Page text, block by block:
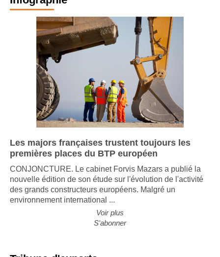
Infographie
Les majors françaises trustent toujours les
premières places du BTP européen
CONJONCTURE. Le cabinet Forvis Mazars a publié la
nouvelle édition de son étude sur l'évolution de l'activité
des grands constructeurs européens. Malgré un
Voir plus